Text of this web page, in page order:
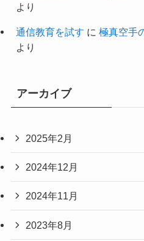
より
通信教育を試す に 極真空手
より
アーカイブ
2025年2月
2024年12月
2024年11月
2023年8月